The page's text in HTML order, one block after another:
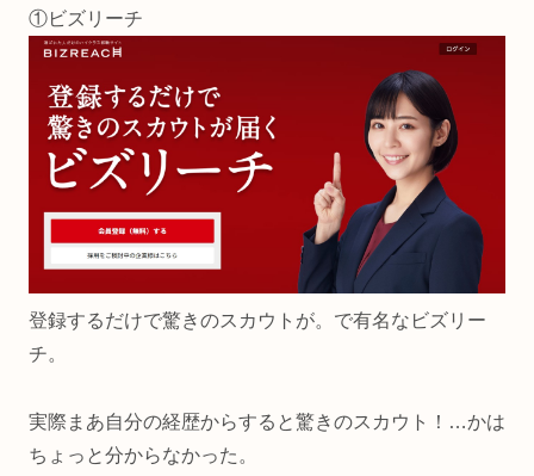
①ビズリーチ
登録するだけで驚きのスカウトが。で有名なビズリー
チ。
実際まあ自分の経歴からすると驚きのスカウト！…かは
ちょっと分からなかった。